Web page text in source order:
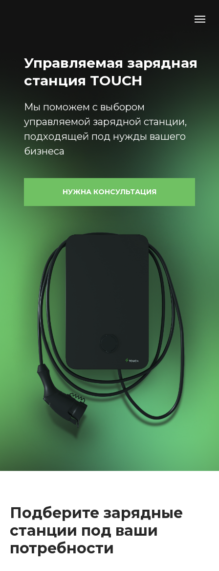
Управляемая зарядная
станция TOUCH
Мы поможем с выбором
управляемой зарядной станции,
подходящей под нужды вашего
бизнеса
НУЖНА КОНСУЛЬТАЦИЯ
Подберите зарядные
станции под ваши
потребности